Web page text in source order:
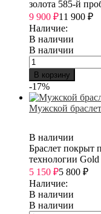
золота 585-й
9 900 ₽11 900 ₽
Наличие:
В наличии
В наличии
В корзину
-17%
Мужской
В наличии
Браслет покрыт
технологии
5 150 ₽5 800 ₽
Наличие:
В наличии
В наличии